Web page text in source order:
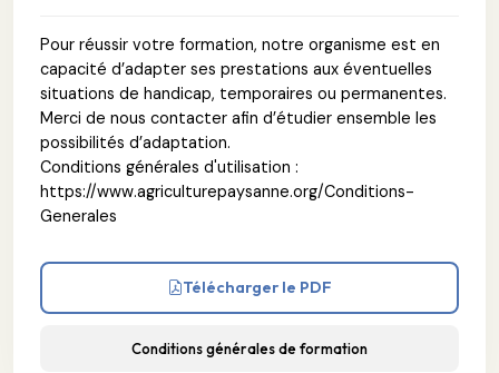
Pour réussir votre formation, notre organisme est en
capacité d’adapter ses prestations aux éventuelles
situations de handicap, temporaires ou permanentes.
Merci de nous contacter afin d’étudier ensemble les
possibilités d’adaptation.
Conditions générales d'utilisation :
https://www.agriculturepaysanne.org/Conditions-
Generales
Télécharger le PDF
Conditions générales de formation